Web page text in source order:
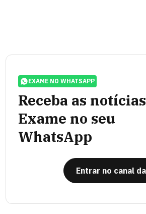
EXAME NO WHATSAPP
Receba as
Exame no seu
WhatsApp
Entrar no canal